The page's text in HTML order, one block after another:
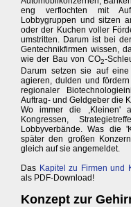
eng verflochten mit
Lobbygruppen und sitzen
oder der Kuchen voller
umstritten. Darum ist bei
Gentechnikfirmen wissen,
wie der Bau von CO2-
Darum setzen sie auf
agieren, dulden und
regionaler
Auftrag- und Geldgeber die
Wo immer die ,Kleinen'
Kongressen,
Lobbyverbände. Was die
später den großen
gleich auf sie angemeldet.
Das Kapitel zu Firmen und
als PDF-Download!
Konzept zur